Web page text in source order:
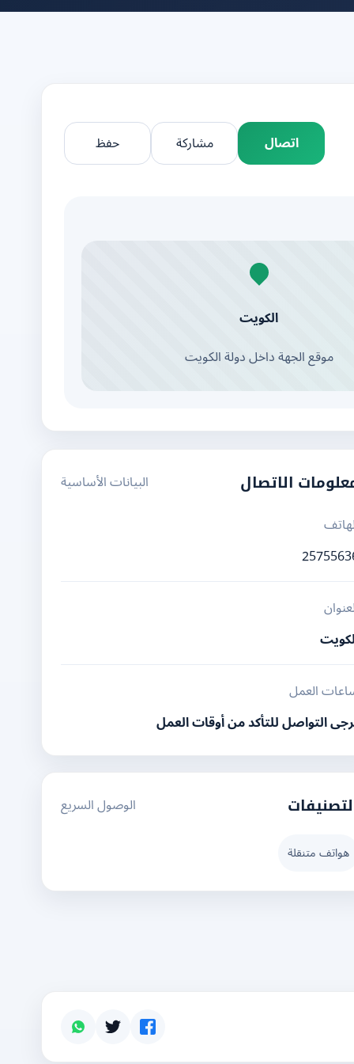
اتصال مشاركة حفظ
الكويت
موقع الجهة داخل دولة الكويت
الاتصال
البيانات الأساسية
العمل
التواصل للتأكد من أوقات العمل
الوصول السريع
هواتف متنقلة